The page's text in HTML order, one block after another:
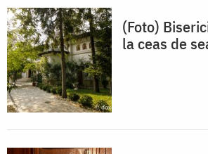
(Foto)
la ceas de